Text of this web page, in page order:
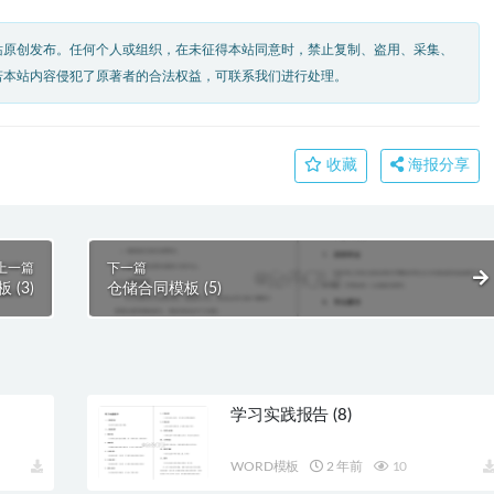
创发布。任何个人或组织，在未征得本站同意时，禁止复制、盗用、采集、
站内容侵犯了原著者的合法权益，可联系我们进行处理。
收藏 海报分享
一篇
(3)
下一篇
仓储合同模板 (5)
学习实践报告 (8)
WORD模板 2 年前 10